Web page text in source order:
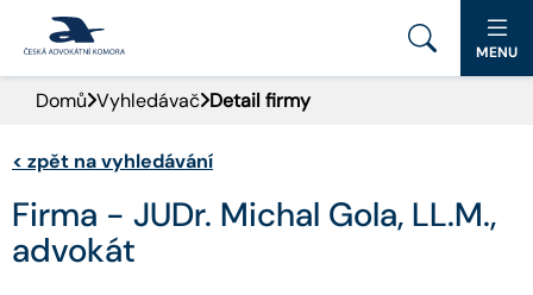
PORTÁL ČAK
DOMŮ
AKTUALITY
MENU
Domů Vyhledávač Detail firmy
< zpět na vyhledávání
Firma - JUDr. Michal Gola, LL.M.,
advokát